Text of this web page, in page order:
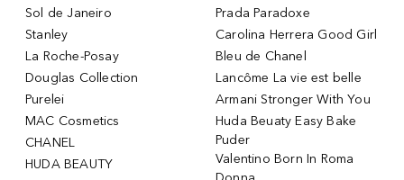
Sol de Janeiro
Stanley
La Roche-Posay
Douglas Collection
Purelei
MAC Cosmetics
CHANEL
HUDA BEAUTY
Prada Paradoxe
Carolina Herrera Good Girl
Bleu de Chanel
Lancôme La vie est belle
Armani Stronger With You
Huda Beuaty Easy Bake
Puder
Valentino Born In Roma